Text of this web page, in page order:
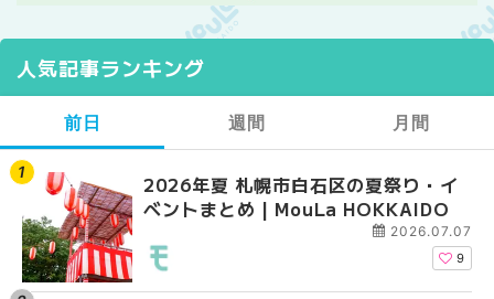
人気記事ランキング
前日
2026年夏 札幌市白石区の夏祭り・イ
ベントまとめ | MouLa HOKKAIDO
2026.07.07
9
週間
2026年夏 札幌市西区
ントまとめ | MouLa
月間
【2026年最新】札幌
ガーデン｜オープン日
大通公園から穴場テ